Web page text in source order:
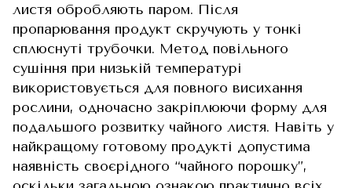
листя обробляють паром. Після
пропарювання продукт скручують у тонкі
сплюснуті трубочки. Метод повільного
сушіння при низькій температурі
використовується для повного висихання
рослини, одночасно закріплюючи форму для
подальшого розвитку чайного листя. Навіть у
найкращому готовому продукті допустима
наявність своєрідного “чайного порошку”,